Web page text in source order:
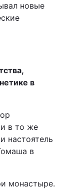
новые
в
и в то же
настоятель
в
монастыре.